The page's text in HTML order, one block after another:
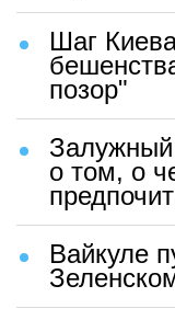
Шаг
позор"
Залужный
о том, о
Вайкуле